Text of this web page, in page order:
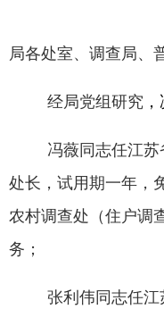
局各处室、调查局、
经局党组研究
冯薇同志任江苏
处长，试用期一年，
农村调查处（住户调
务；
张利伟同志任江